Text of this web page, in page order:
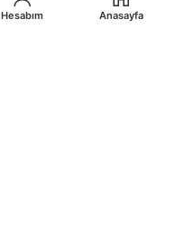
Hesabım Anasayfa